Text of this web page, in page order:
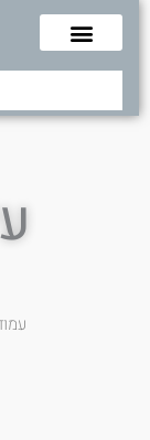
Search
Search Button